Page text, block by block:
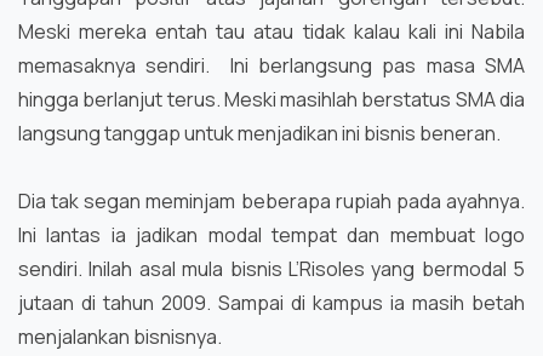
Meski mereka entah tau atau tidak kalau kali ini Nabila
memasaknya sendiri. Ini berlangsung pas masa SMA
hingga berlanjut terus. Meski masihlah berstatus SMA dia
langsung tanggap untuk menjadikan ini bisnis beneran.
Dia tak segan meminjam beberapa rupiah pada ayahnya.
Ini lantas ia jadikan modal tempat dan membuat logo
sendiri. Inilah asal mula bisnis L’Risoles yang bermodal 5
jutaan di tahun 2009. Sampai di kampus ia masih betah
menjalankan bisnisnya.